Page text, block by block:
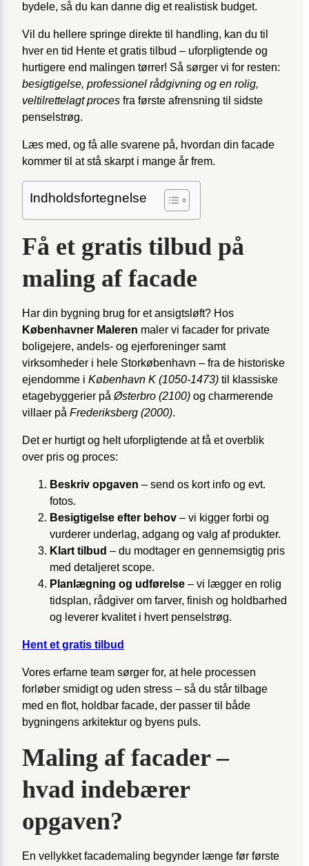
bydele, så du kan danne dig et realistisk budget.
Vil du hellere springe direkte til handling, kan du til
hver en tid Hente et gratis tilbud – uforpligtende og
hurtigere end malingen tørrer! Så sørger vi for resten:
besigtigelse, professionel rådgivning og en rolig,
veltilrettelagt proces fra første afrensning til sidste
penselstrøg.
Læs med, og få alle svarene på, hvordan din facade
kommer til at stå skarpt i mange år frem.
Indholdsfortegnelse
Få et gratis tilbud på
maling af facade
Har din bygning brug for et ansigtsløft? Hos
Københavner Maleren maler vi facader for private
boligejere, andels- og ejerforeninger samt
virksomheder i hele Storkøbenhavn – fra de historiske
ejendomme i København K (1050-1473) til klassiske
etagebyggerier på Østerbro (2100) og charmerende
villaer på Frederiksberg (2000).
Det er hurtigt og helt uforpligtende at få et overblik
over pris og proces:
Beskriv opgaven – send os kort info og evt.
fotos.
Besigtigelse efter behov – vi kigger forbi og
vurderer underlag, adgang og valg af produkter.
Klart tilbud – du modtager en gennemsigtig pris
med detaljeret scope.
Planlægning og udførelse – vi lægger en rolig
tidsplan, rådgiver om farver, finish og holdbarhed
og leverer kvalitet i hvert penselstrøg.
Hent et gratis tilbud
Vores erfarne team sørger for, at hele processen
forløber smidigt og uden stress – så du står tilbage
med en flot, holdbar facade, der passer til både
bygningens arkitektur og byens puls.
Maling af facader –
hvad indebærer
opgaven?
En vellykket facademaling begynder længe før første